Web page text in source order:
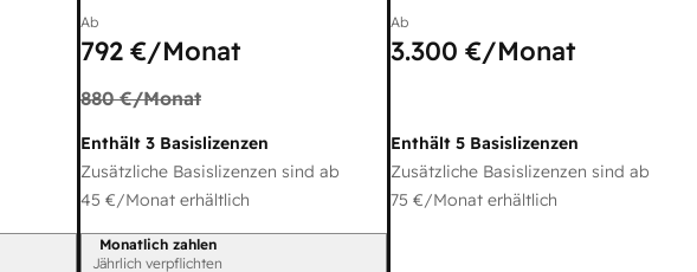
Ab
792 €/Monat
880 €/Monat
Enthält 3 Basislizenzen
Zusätzliche Basislizenzen sind ab
45 €/Monat erhältlich
Abrechnungszeitraum
Monatlich zahlen
Jährlich verpflichten
Ab
3.300 €/Monat
Enthält 5 Basislizenzen
Zusätzliche Basislizenzen sind ab
75 €/Monat erhältlich